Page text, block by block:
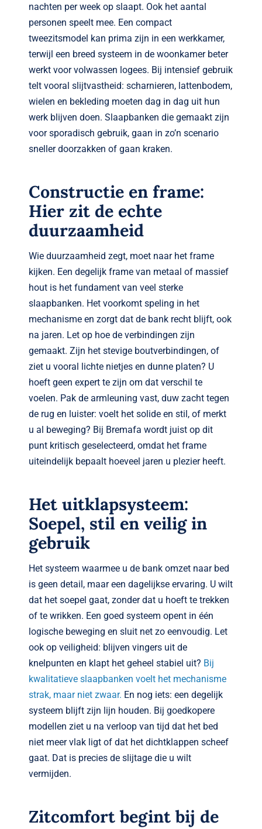
nachten per week op slaapt. Ook het aantal
personen speelt mee. Een compact
tweezitsmodel kan prima zijn in een werkkamer,
terwijl een breed systeem in de woonkamer beter
werkt voor volwassen logees. Bij intensief gebruik
telt vooral slijtvastheid: scharnieren, lattenbodem,
wielen en bekleding moeten dag in dag uit hun
werk blijven doen. Slaapbanken die gemaakt zijn
voor sporadisch gebruik, gaan in zo’n scenario
sneller doorzakken of gaan kraken.
Constructie en frame:
Hier zit de echte
duurzaamheid
Wie duurzaamheid zegt, moet naar het frame
kijken. Een degelijk frame van metaal of massief
hout is het fundament van veel sterke
slaapbanken. Het voorkomt speling in het
mechanisme en zorgt dat de bank recht blijft, ook
na jaren. Let op hoe de verbindingen zijn
gemaakt. Zijn het stevige boutverbindingen, of
ziet u vooral lichte nietjes en dunne platen? U
hoeft geen expert te zijn om dat verschil te
voelen. Pak de armleuning vast, duw zacht tegen
de rug en luister: voelt het solide en stil, of merkt
u al beweging? Bij Bremafa wordt juist op dit
punt kritisch geselecteerd, omdat het frame
uiteindelijk bepaalt hoeveel jaren u plezier heeft.
Het uitklapsysteem:
Soepel, stil en veilig in
gebruik
Het systeem waarmee u de bank omzet naar bed
is geen detail, maar een dagelijkse ervaring. U wilt
dat het soepel gaat, zonder dat u hoeft te trekken
of te wrikken. Een goed systeem opent in één
logische beweging en sluit net zo eenvoudig. Let
ook op veiligheid: blijven vingers uit de
knelpunten en klapt het geheel stabiel uit? Bij
kwalitatieve slaapbanken voelt het mechanisme
strak, maar niet zwaar. En nog iets: een degelijk
systeem blijft zijn lijn houden. Bij goedkopere
modellen ziet u na verloop van tijd dat het bed
niet meer vlak ligt of dat het dichtklappen scheef
gaat. Dat is precies de slijtage die u wilt
vermijden.
Zitcomfort begint bij de